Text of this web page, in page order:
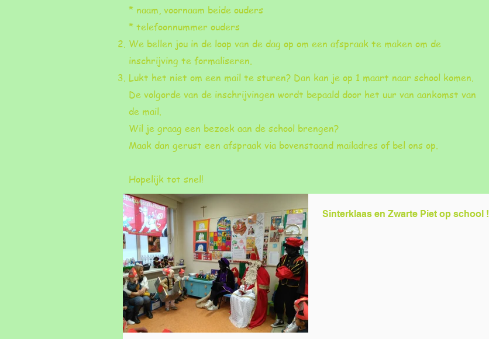
Sinterklaas en Zwarte Piet op school !
* naam, voornaam beide ouders
* telefoonnummer ouders
We bellen jou in de loop van de dag op om een afspraak te maken om de
inschrijving te formaliseren.
Lukt het niet om een mail te sturen? Dan kan je op 1 maart naar school komen.
De volgorde van de inschrijvingen wordt bepaald door het uur van aankomst van
de mail.
Wil je graag een bezoek aan de school brengen?
Maak dan gerust een afspraak via bovenstaand mailadres of bel ons op.
Hopelijk tot snel!